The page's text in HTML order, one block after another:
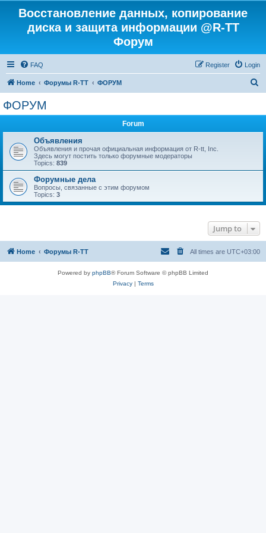
Восстановление данных, копирование
диска и защита информации @R-TT
Форум
FAQ Login
Register
Home Форумы R-TT ФОРУМ
ФОРУМ
Forum
Объявления
Объявления и прочая официальная информация от R-tt, Inc.
Здесь могут постить только форумные модераторы
Topics: 839
Форумные дела
Вопросы, связанные с этим форумом
Topics: 3
Jump to
Home Форумы R-TT All times are UTC+03:00
Powered by phpBB® Forum Software © phpBB Limited
Privacy| Terms